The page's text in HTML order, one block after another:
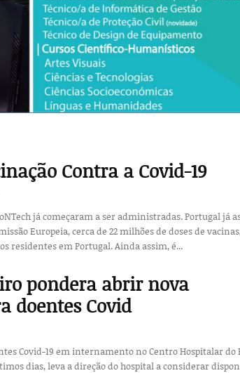
Contra a Covid-19
já começaram a ser administradas. Portugal já
Europeia, cerca de 22 milhões de doses de
residentes em Portugal. Ainda assim, é...
pondera abrir nova
doentes Covid
Covid-19 em internamento no Centro Hospitalar do
dias, leva a direção do hospital a considerar